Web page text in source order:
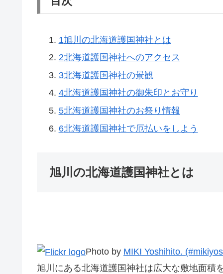
1旭川の北海道護国神社とは
2北海道護国神社へのアクセス
3北海道護国神社の景観
4北海道護国神社の御朱印とお守り
5北海道護国神社のお祭り情報
6北海道護国神社で厄払いをしよう
旭川の北海道護国神社とは
Photo by MIKI Yoshihito.
旭川にある北海道護国神社は広大な敷地面積